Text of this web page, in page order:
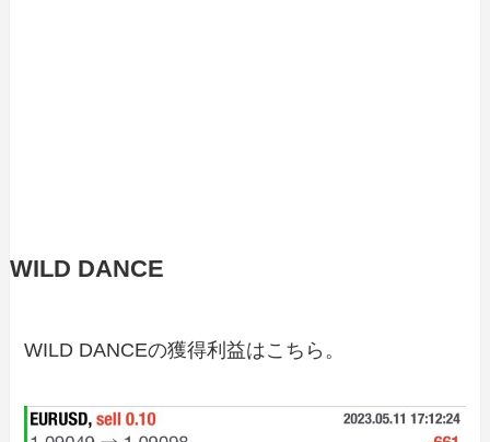
WILD DANCE
WILD DANCEの獲得利益はこちら。